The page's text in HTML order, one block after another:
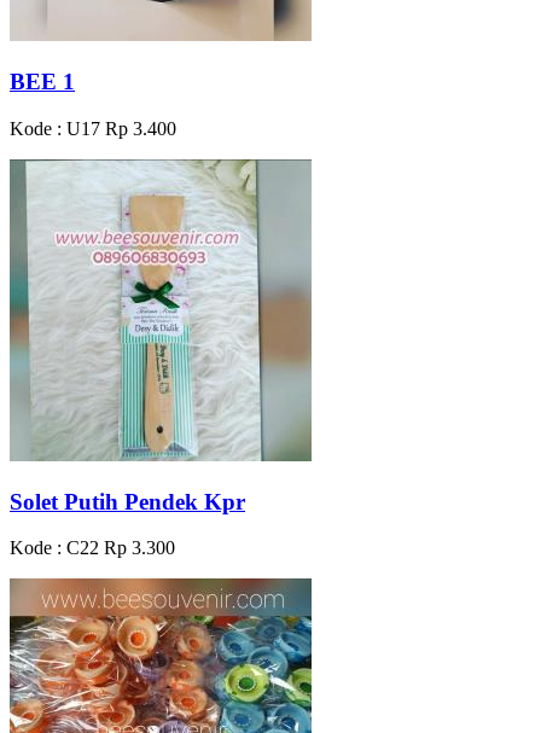
BEE 1
Kode : U17 Rp 3.400
Solet Putih Pendek Kpr
Kode : C22 Rp 3.300